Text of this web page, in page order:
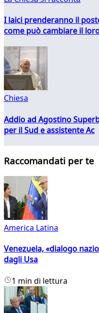
I laici prenderanno il
come può cambiare il
Chiesa
Addio ad Agostino
per il Sud e assistente Ac
Raccomandati per te
America Latina
Venezuela, «dialogo
dagli Usa
1 min di lettura